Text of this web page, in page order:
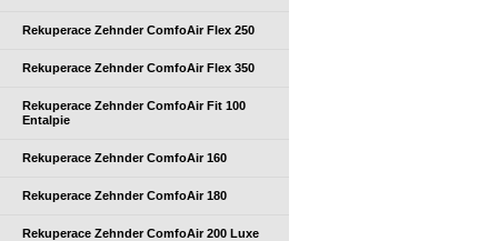
Rekuperace Zehnder ComfoAir Flex 250
Rekuperace Zehnder ComfoAir Flex 350
Rekuperace Zehnder ComfoAir Fit 100
Entalpie
Rekuperace Zehnder ComfoAir 160
Rekuperace Zehnder ComfoAir 180
Rekuperace Zehnder ComfoAir 200 Luxe